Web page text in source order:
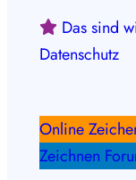
Das sind
Datenschutz
Online
Zeichnen